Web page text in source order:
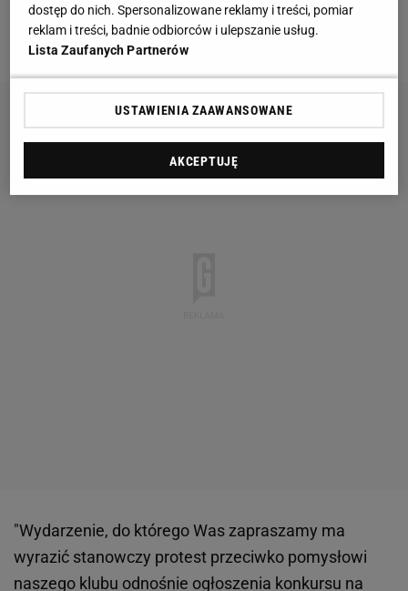
Facebooku powstał profil "Stanowcze NIE dla
nowego hymnu Zagłębia Sosnowiec!!!".
"Wydarzenie, do którego Was zapraszamy ma
wyrazić stanowczy protest przeciwko pomysłowi
naszego klubu odnośnie ogłoszenia konkursu na
dostęp do nich. Spersonalizowane reklamy i treści, pomiar
reklam i treści, badnie odbiorców i ulepszanie usług.
Lista Zaufanych Partnerów
USTAWIENIA ZAAWANSOWANE
AKCEPTUJĘ